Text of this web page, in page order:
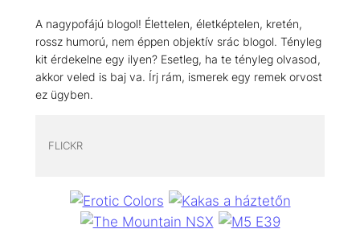
A nagypofájú blogol! Élettelen, életképtelen, kretén,
rossz humorú, nem éppen objektív srác blogol. Tényleg
kit érdekelne egy ilyen? Esetleg, ha te tényleg olvasod,
akkor veled is baj va. Írj rám, ismerek egy remek orvost
ez ügyben.
FLICKR